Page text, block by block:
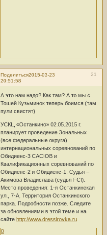
Поделиться 21
2015-03-23
20:51:58
А это нам надо? Как там? А то мы с
Тошей Кузьминок теперь боимся (там
пули свистят)
УСКЦ «Останкино» 02.05.2015 г.
планирует проведение Зональных
(все федеральные округа)
интернациональных соревнований по
Обидиенс-3 CACIOB и
Квалификационных соревнований по
Обидиенс-2 и Обидиенс-1. Судья –
Акимова Владислава (судья FCI).
Место проведения: 1-я Останкинская
ул., 7-А, Территория Останкинского
парка. Подробности позже. Следите
за обновлениями в этой теме и на
сайте http://www.dressirovka.ru
0